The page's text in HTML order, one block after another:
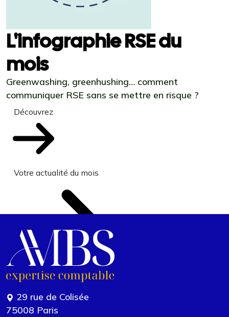
L'infographie RSE du
mois
Greenwashing, greenhushing… comment
communiquer RSE sans se mettre en risque ?
Découvrez
Votre actualité du mois
29 rue de Colisée
75008 Paris